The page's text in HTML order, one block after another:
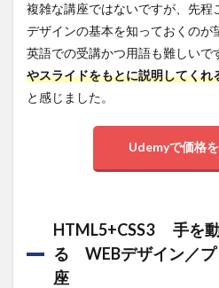
まと
め
複雑な講座ではないですが、先程
デザインの基本を知っておくのが
英語での受講かつ用語も難しいで
やスライドをもとに説明してくれ
と感じました。
Udemyで価格
HTML5+CSS3 手を
る WEBデザイン／プ
座